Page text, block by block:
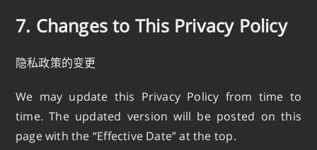
7. Changes to This Privacy Policy
隐私政策的变更
We may update this Privacy Policy from time to
time. The updated version will be posted on this
page with the “Effective Date” at the top.